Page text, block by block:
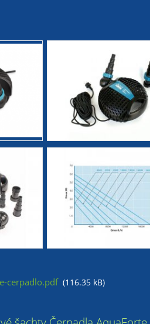
cerpadlo.pdf (116.35 kB)